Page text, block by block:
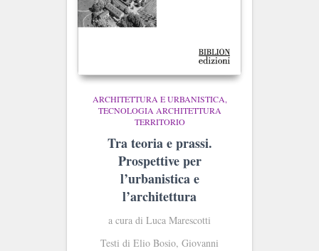
ARCHITETTURA E URBANISTICA
TECNOLOGIA ARCHITETTURA
TERRITORIO
Tra teoria e prassi.
Prospettive per
l’urbanistica e
l’architettura
a cura di Luca Marescotti
Testi di Elio Bosio, Giovanni